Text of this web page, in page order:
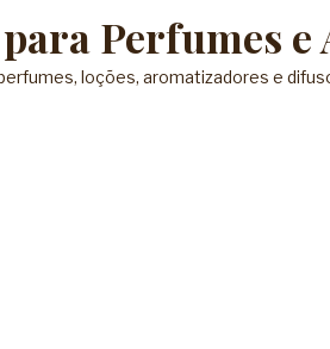
Perfumes
loções, aromatizadores e